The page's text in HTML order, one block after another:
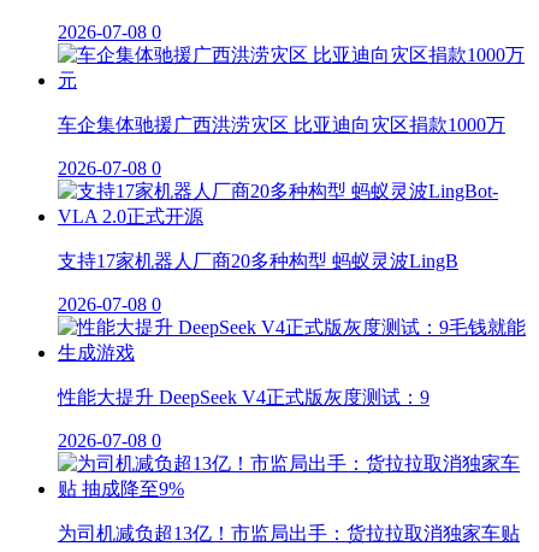
2026-07-08 0
车企集体驰援广西洪涝灾区 比亚迪向灾区捐款1000万
2026-07-08 0
支持17家机器人厂商20多种构型 蚂蚁灵波LingB
2026-07-08 0
性能大提升 DeepSeek V4正式版灰度测试：9
2026-07-08 0
为司机减负超13亿！市监局出手：货拉拉取消独家车贴